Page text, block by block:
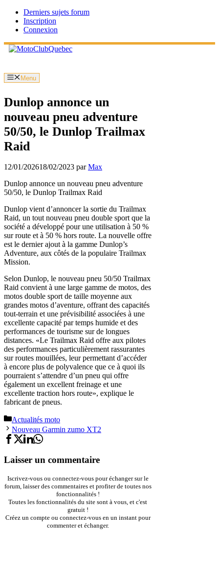
Aller
contenu
Derniers sujets forum
Inscription
Connexion
Menu
Dunlop annonce un
nouveau pneu adventure
50/50, le Dunlop Trailmax
Raid
12/01/202618/02/2023 parMax
Dunlop annonce un nouveau pneu adventure
50/50, le Dunlop Trailmax Raid
Dunlop vient d’annoncer la sortie du Trailmax
Raid, un tout nouveau pneu double sport que la
société a développé pour une utilisation à 50 %
sur route et à 50 % hors route. La nouvelle offre
est le dernier ajout à la gamme Dunlop’s
Adventure, aux côtés de la populaire Trailmax
Mission.
Selon Dunlop, le nouveau pneu 50/50 Trailmax
Raid convient à une large gamme de motos, des
motos double sport de taille moyenne aux
grandes motos d’aventure, offrant des capacités
tout-terrain et une prévisibilité associées à une
excellente capacité par temps humide et des
performances de tourisme sur de longues
distances. «Le Trailmax Raid offre aux pilotes
des performances particulièrement rassurantes
sur routes mouillées, leur permettant d’accéder
à encore plus de polyvalence que ce à quoi ils
pourraient s’attendre d’un pneu qui offre
également un excellent freinage et une
excellente traction hors route», explique le
fabricant de pneus.
Catégories
Actualités moto
Nouveau Garmin zumo XT2
Laisser un commentaire
Iscrivez-vous ou connectez-vous pour échanger sur le
forum, laisser des commentaires et profiter de toutes nos
fonctionnalités !
Toutes les fonctionnalités du site sont à vous, et c'est
gratuit !
Créez un compte ou connectez-vous en un instant pour
commenter et échanger.